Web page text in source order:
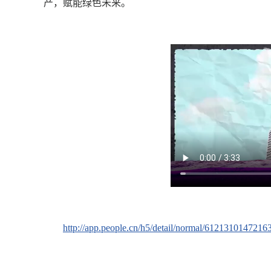
产，赋能绿色未来。
http://app.people.cn/h5/detail/normal/